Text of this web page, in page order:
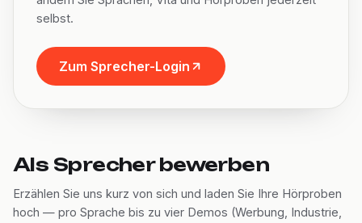
selbst.
Zum Sprecher-Login
Als Sprecher bewerben
Erzählen Sie uns kurz von sich und laden Sie Ihre Hörproben
hoch — pro Sprache bis zu vier Demos (Werbung, Industrie,